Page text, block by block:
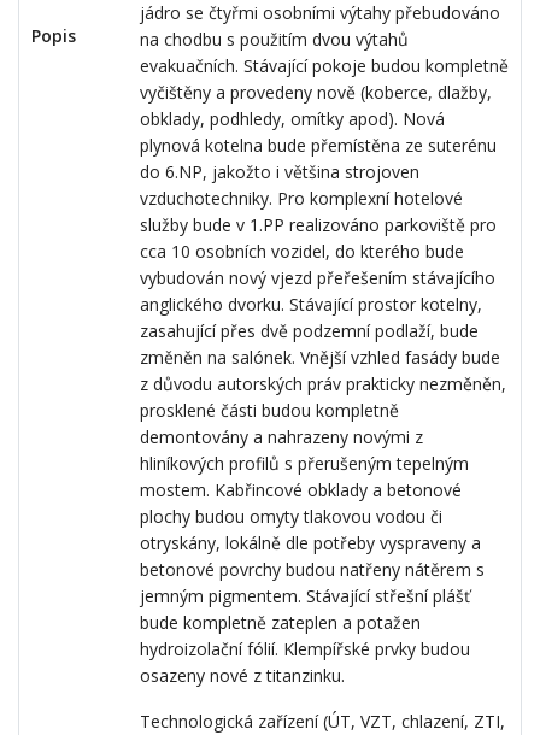
Popis
jádro se čtyřmi osobními výtahy přebudováno
na chodbu s použitím dvou výtahů
evakuačních. Stávající pokoje budou kompletně
vyčištěny a provedeny nově (koberce, dlažby,
obklady, podhledy, omítky apod). Nová
plynová kotelna bude přemístěna ze suterénu
do 6.NP, jakožto i většina strojoven
vzduchotechniky. Pro komplexní hotelové
služby bude v 1.PP realizováno parkoviště pro
cca 10 osobních vozidel, do kterého bude
vybudován nový vjezd přeřešením stávajícího
anglického dvorku. Stávající prostor kotelny,
zasahující přes dvě podzemní podlaží, bude
změněn na salónek. Vnější vzhled fasády bude
z důvodu autorských práv prakticky nezměněn,
prosklené části budou kompletně
demontovány a nahrazeny novými z
hliníkových profilů s přerušeným tepelným
mostem. Kabřincové obklady a betonové
plochy budou omyty tlakovou vodou či
otryskány, lokálně dle potřeby vyspraveny a
betonové povrchy budou natřeny nátěrem s
jemným pigmentem. Stávající střešní plášť
bude kompletně zateplen a potažen
hydroizolační fólií. Klempířské prvky budou
osazeny nové z titanzinku.
Technologická zařízení (ÚT, VZT, chlazení, ZTI,